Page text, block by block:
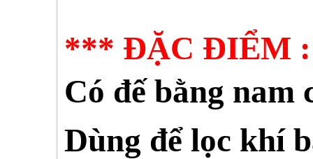
*** ĐẶC ĐIỂM :
Có đế bằng nam
Dùng để lọc khí